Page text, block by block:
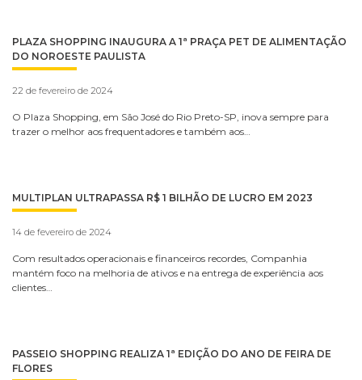
PLAZA SHOPPING INAUGURA A 1ª PRAÇA PET DE ALIMENTAÇÃO
DO NOROESTE PAULISTA
22 de fevereiro de 2024
O Plaza Shopping, em São José do Rio Preto-SP, inova sempre para
trazer o melhor aos frequentadores e também aos…
MULTIPLAN ULTRAPASSA R$ 1 BILHÃO DE LUCRO EM 2023
14 de fevereiro de 2024
Com resultados operacionais e financeiros recordes, Companhia
mantém foco na melhoria de ativos e na entrega de experiência aos
clientes…
PASSEIO SHOPPING REALIZA 1ª EDIÇÃO DO ANO DE FEIRA DE
FLORES